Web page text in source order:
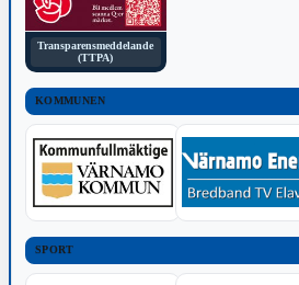
Transparensmeddelande
(TTPA)
KOMMUNEN
SPORT